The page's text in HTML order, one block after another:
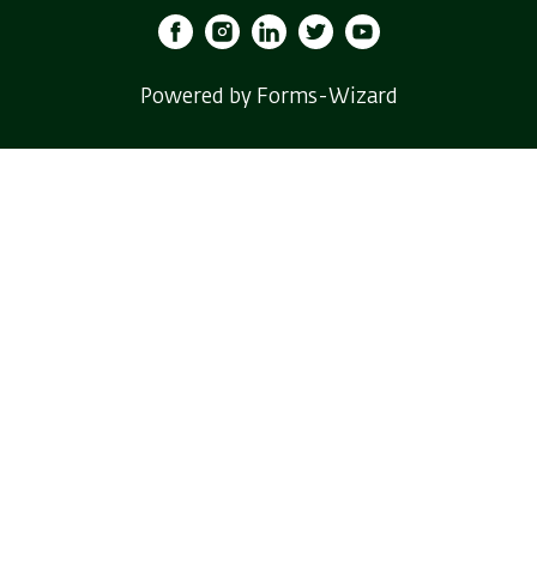
Powered by Forms-Wizard